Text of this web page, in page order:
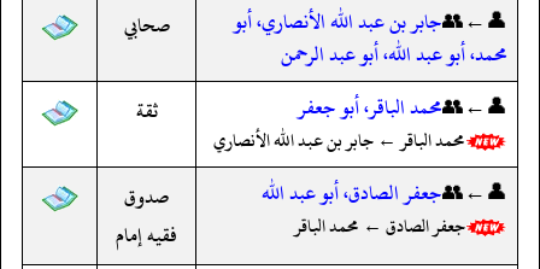
👤←👥جابر بن عبد الله الأنصاري، أبو
محمد، أبو عبد الله، أبو عبد الرحمن
صحابي
👤←👥محمد الباقر، أبو جعفر
محمد الباقر ← جابر بن عبد الله الأنصاري
ثقة
👤←👥جعفر الصادق، أبو عبد الله
جعفر الصادق ← محمد الباقر
صدوق
فقيه إمام